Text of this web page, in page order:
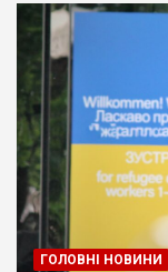
ГОЛОВНІ НОВИНИ